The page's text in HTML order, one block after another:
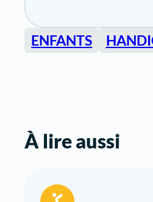
ENFANTS
À lire aussi